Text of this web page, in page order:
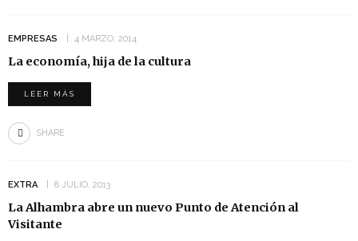
EMPRESAS 4 MARZO, 2014
La economía, hija de la cultura
LEER MÁS
SHARE
EXTRA 8 JULIO, 2013
La Alhambra abre un nuevo Punto de Atención al
Visitante